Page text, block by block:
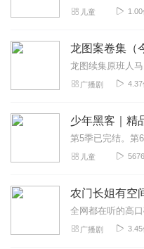
儿童
广播剧 4.37
少年黑客｜精
儿童
广播剧 3.45